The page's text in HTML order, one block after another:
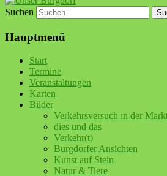
Suchen
Hauptmenü
Start
Termine
Veranstaltungen
Karten
Bilder
Verkehrsversuch in der
dies und das
Verkehr(t)
Burgdorfer Ansichten
Kunst auf Stein
Natur & Tiere